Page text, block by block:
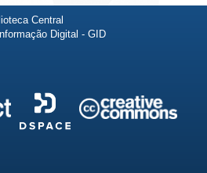
Central
Digital - GID